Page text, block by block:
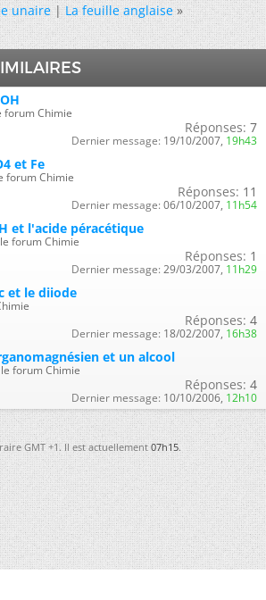
unaire|La feuille anglaise »
forum Chimie
Réponses: 7
Dernier message: 19/10/2007, 19h43
et Fe
forum Chimie
Réponses: 11
Dernier message: 06/10/2007, 11h54
et l'acide péracétique
forum Chimie
Réponses: 1
Dernier message: 29/03/2007, 11h29
et le diiode
Réponses: 4
Dernier message: 18/02/2007, 16h38
et un alcool
forum Chimie
Réponses: 4
Dernier message: 10/10/2006, 12h10
GMT +1. Il est actuellement07h15.